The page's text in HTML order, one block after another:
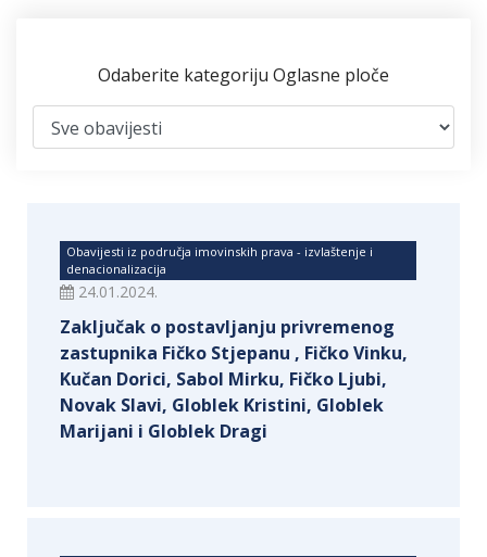
Odaberite kategoriju Oglasne ploče
Obavijesti iz područja imovinskih prava - izvlaštenje i
denacionalizacija
24.01.2024.
Zaključak o postavljanju privremenog
zastupnika Fičko Stjepanu , Fičko Vinku,
Kučan Dorici, Sabol Mirku, Fičko Ljubi,
Novak Slavi, Globlek Kristini, Globlek
Marijani i Globlek Dragi